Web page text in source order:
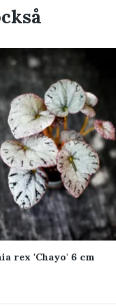
rex 'Chayo' 6 cm